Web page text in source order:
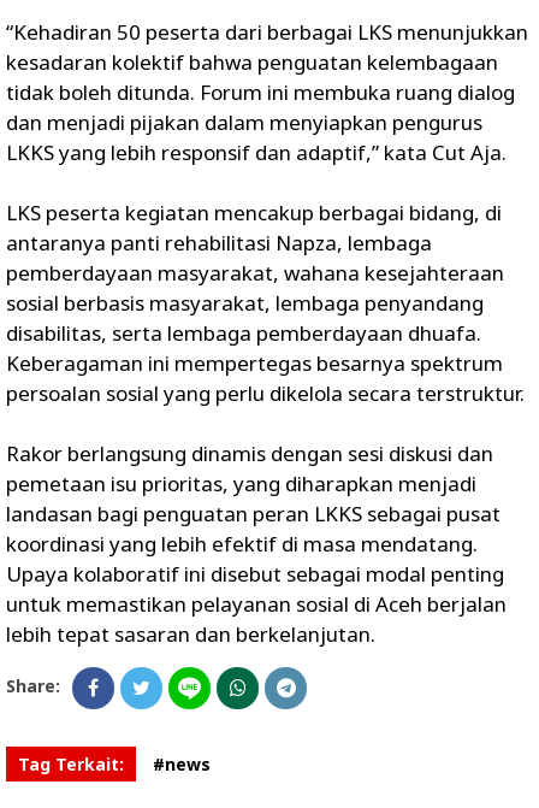
“Kehadiran 50 peserta dari berbagai LKS menunjukkan
kesadaran kolektif bahwa penguatan kelembagaan
tidak boleh ditunda. Forum ini membuka ruang dialog
dan menjadi pijakan dalam menyiapkan pengurus
LKKS yang lebih responsif dan adaptif,” kata Cut Aja.
LKS peserta kegiatan mencakup berbagai bidang, di
antaranya panti rehabilitasi Napza, lembaga
pemberdayaan masyarakat, wahana kesejahteraan
sosial berbasis masyarakat, lembaga penyandang
disabilitas, serta lembaga pemberdayaan dhuafa.
Keberagaman ini mempertegas besarnya spektrum
persoalan sosial yang perlu dikelola secara terstruktur.
Rakor berlangsung dinamis dengan sesi diskusi dan
pemetaan isu prioritas, yang diharapkan menjadi
landasan bagi penguatan peran LKKS sebagai pusat
koordinasi yang lebih efektif di masa mendatang.
Upaya kolaboratif ini disebut sebagai modal penting
untuk memastikan pelayanan sosial di Aceh berjalan
lebih tepat sasaran dan berkelanjutan.
Share:
Tag Terkait: #news